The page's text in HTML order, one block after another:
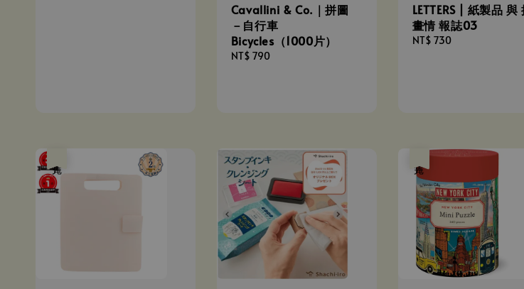
Cavallini & Co.｜拼圖
－自行車
Bicycles（1000片）
Regular
NT$ 790
LETTERS | 紙製品 與
畫情 報誌03
Regular
NT$ 730